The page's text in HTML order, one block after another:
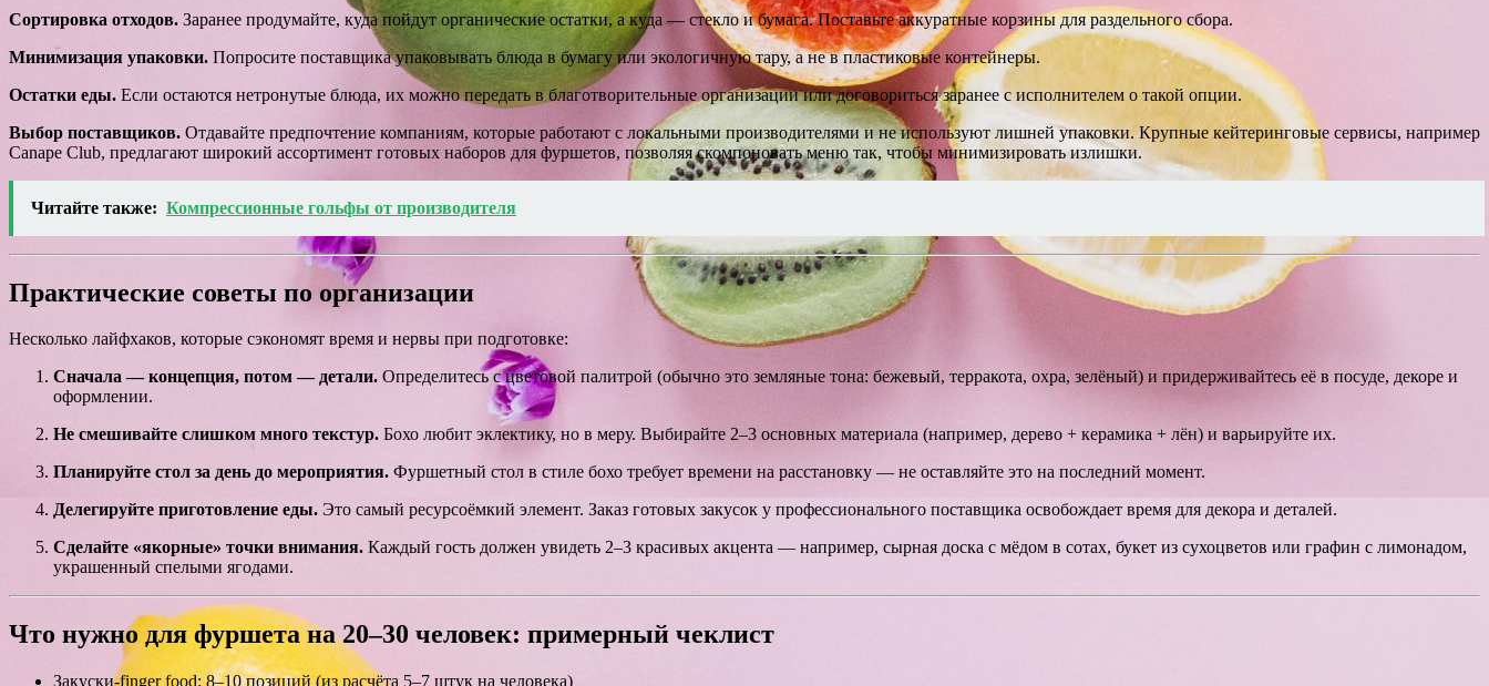
Сортировка отходов. Заранее продумайте, куда пойдут органические остатки, а куда — стекло и бумага. Поставьте аккуратные корзины для раздельного сбора.
Минимизация упаковки. Попросите поставщика упаковывать блюда в бумагу или экологичную тару, а не в пластиковые контейнеры.
Остатки еды. Если остаются нетронутые блюда, их можно передать в благотворительные организации или договориться заранее с исполнителем о такой опции.
Выбор поставщиков. Отдавайте предпочтение компаниям, которые работают с локальными производителями и не используют лишней упаковки. Крупные кейтеринговые сервисы, например
Canape Club, предлагают широкий ассортимент готовых наборов для фуршетов, позволяя скомпоновать меню так, чтобы минимизировать излишки.
Читайте также: Компрессионные гольфы от производителя
Практические советы по организации
Несколько лайфхаков, которые сэкономят время и нервы при подготовке:
Сначала — концепция, потом — детали. Определитесь с цветовой палитрой (обычно это земляные тона: бежевый, терракота, охра, зелёный) и придерживайтесь её в посуде, декоре и
оформлении.
Не смешивайте слишком много текстур. Бохо любит эклектику, но в меру. Выбирайте 2–3 основных материала (например, дерево + керамика + лён) и варьируйте их.
Планируйте стол за день до мероприятия. Фуршетный стол в стиле бохо требует времени на расстановку — не оставляйте это на последний момент.
Делегируйте приготовление еды. Это самый ресурсоёмкий элемент. Заказ готовых закусок у профессионального поставщика освобождает время для декора и деталей.
Сделайте «якорные» точки внимания. Каждый гость должен увидеть 2–3 красивых акцента — например, сырная доска с мёдом в сотах, букет из сухоцветов или графин с лимонадом,
украшенный спелыми ягодами.
Что нужно для фуршета на 20–30 человек: примерный чеклист
Закуски-finger food: 8–10 позиций (из расчёта 5–7 штук на человека)